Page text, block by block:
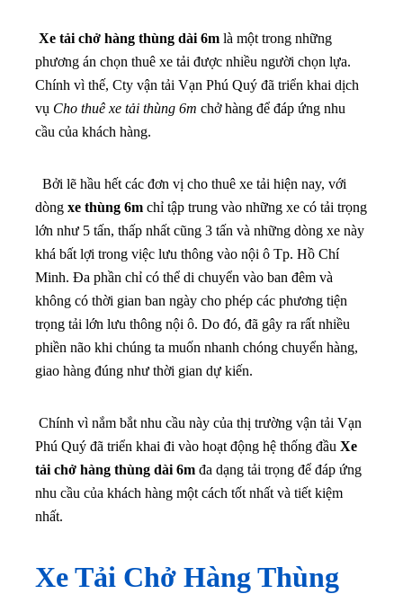
Xe tải chở hàng thùng dài 6m là một trong những
phương án chọn thuê xe tải được nhiều người chọn lựa.
Chính vì thế, Cty vận tải Vạn Phú Quý đã triển khai dịch
vụ Cho thuê xe tải thùng 6m chở hàng để đáp ứng nhu
cầu của khách hàng.
Bởi lẽ hầu hết các đơn vị cho thuê xe tải hiện nay, với
dòng xe thùng 6m chỉ tập trung vào những xe có tải trọng
lớn như 5 tấn, thấp nhất cũng 3 tấn và những dòng xe này
khá bất lợi trong việc lưu thông vào nội ô Tp. Hồ Chí
Minh. Đa phần chỉ có thể di chuyển vào ban đêm và
không có thời gian ban ngày cho phép các phương tiện
trọng tải lớn lưu thông nội ô. Do đó, đã gây ra rất nhiều
phiền não khi chúng ta muốn nhanh chóng chuyển hàng,
giao hàng đúng như thời gian dự kiến.
Chính vì nắm bắt nhu cầu này của thị trường vận tải Vạn
Phú Quý đã triển khai đi vào hoạt động hệ thống đầu Xe
tải chở hàng thùng dài 6m đa dạng tải trọng để đáp ứng
nhu cầu của khách hàng một cách tốt nhất và tiết kiệm
nhất.
Xe Tải Chở Hàng Thùng